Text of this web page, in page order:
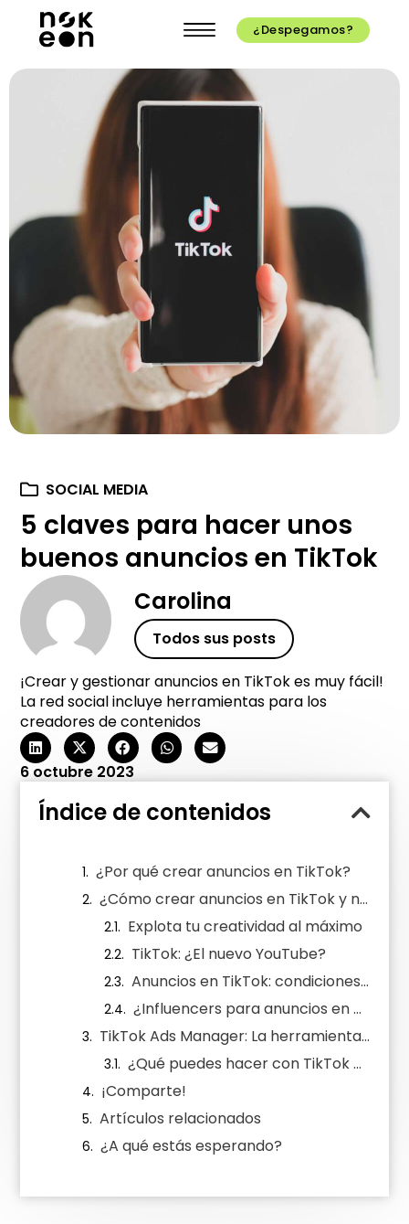
¿Despegamos?
SOCIAL MEDIA
5 claves para hacer unos
buenos anuncios en TikTok
Carolina
Todos sus posts
¡Crear y gestionar anuncios en TikTok es muy fácil!
La red social incluye herramientas para los
creadores de contenidos
6 octubre 2023
Índice de contenidos
¿Por qué crear anuncios en TikTok?
¿Cómo crear anuncios en TikTok y no morir en el intento?
Explota tu creatividad al máximo
TikTok: ¿El nuevo YouTube?
Anuncios en TikTok: condiciones generales
¿Influencers para anuncios en TikTok?
TikTok Ads Manager: La herramienta para gestionar y mejorar tus anuncios
¿Qué puedes hacer con TikTok Ads Manager?
¡Comparte!
Artículos relacionados
¿A qué estás esperando?